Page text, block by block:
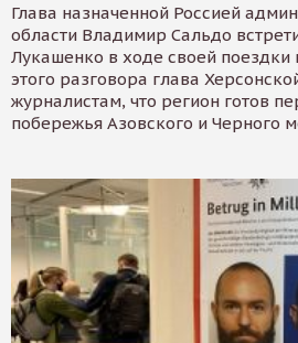
Глава назначенной Россией
области Владимир Сальдо
Лукашенко в ходе своей поездки
этого разговора глава
журналистам, что регион готов
побережья Азовского и Черного